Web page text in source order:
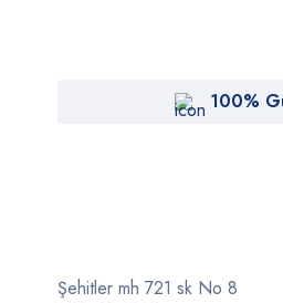
100%
Şehitler mh 721 sk No 8